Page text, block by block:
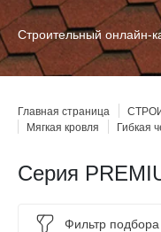
Строительный онлайн-
Главная страница
Мягкая кровля
Гибкая
Серия
Фильтр подбора